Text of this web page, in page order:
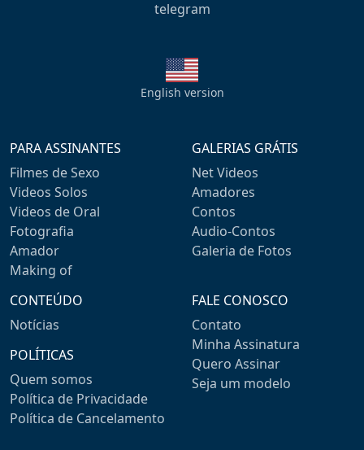
telegram
English version
PARA ASSINANTES
Filmes de Sexo
Videos Solos
Videos de Oral
Fotografia
Amador
Making of
GALERIAS GRÁTIS
Net Videos
Amadores
Contos
Audio-Contos
Galeria de Fotos
CONTEÚDO
Notícias
POLÍTICAS
Quem somos
Política de Privacidade
Política de Cancelamento
FALE CONOSCO
Contato
Minha Assinatura
Quero Assinar
Seja um modelo